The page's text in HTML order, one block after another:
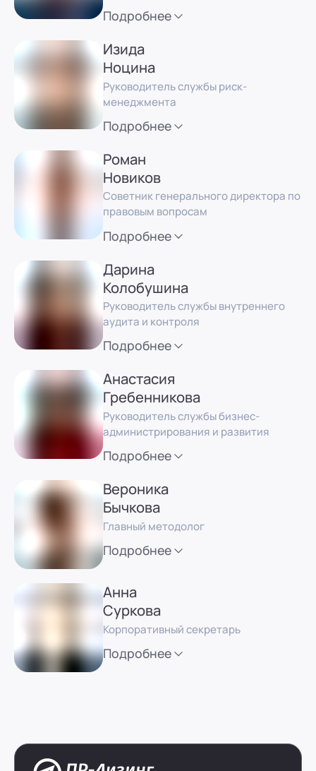
Подробнее
Изида
Ноцина
Руководитель службы риск-
менеджмента
Подробнее
Роман
Новиков
Советник генерального директора по
правовым вопросам
Подробнее
Дарина
Колобушина
Руководитель службы внутреннего
аудита и контроля
Подробнее
Анастасия
Гребенникова
Руководитель службы бизнес-
администрирования и развития
Подробнее
Вероника
Бычкова
Главный методолог
Подробнее
Анна
Суркова
Корпоративный секретарь
Подробнее